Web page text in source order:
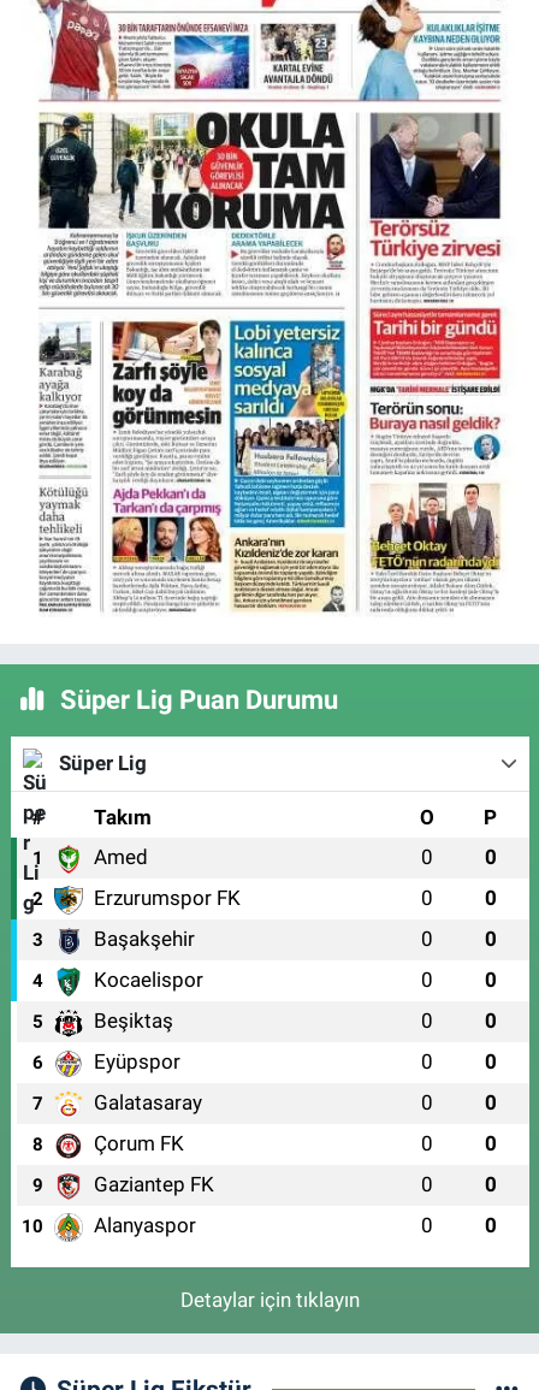
Süper Lig Puan Durumu
Süper Lig
# Takım O P
1 Amed 0 0
2 Erzurumspor FK 0 0
3 Başakşehir 0 0
4 Kocaelispor 0 0
5 Beşiktaş 0 0
6 Eyüpspor 0 0
7 Galatasaray 0 0
8 Çorum FK 0 0
9 Gaziantep FK 0 0
10 Alanyaspor 0 0
Detaylar için tıklayın